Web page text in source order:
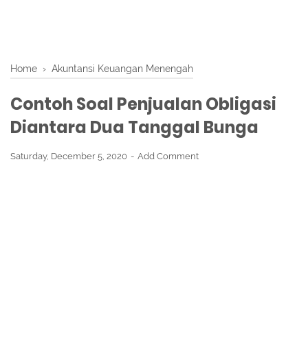
Home › Akuntansi Keuangan Menengah
Contoh Soal Penjualan Obligasi
Diantara Dua Tanggal Bunga
Saturday, December 5, 2020 Add Comment